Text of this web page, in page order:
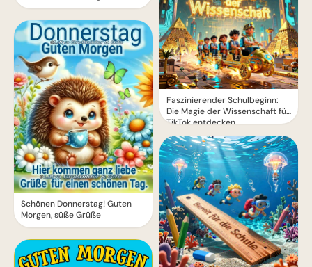
Schönen Donnerstag! Guten
Morgen, süße Grüße
Faszinierender Schulbeginn:
Die Magie der Wissenschaft für
TikTok entdecken